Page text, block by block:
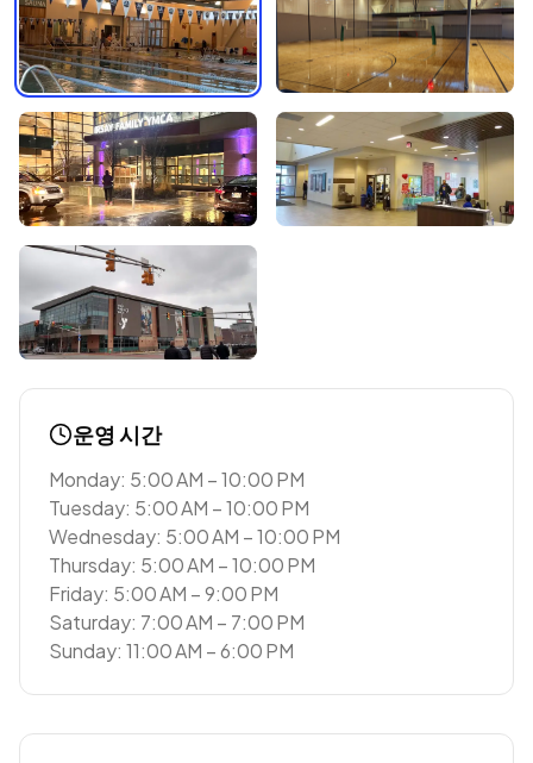
운영 시간
Monday: 5:00 AM – 10:00 PM
Tuesday: 5:00 AM – 10:00 PM
Wednesday: 5:00 AM – 10:00 PM
Thursday: 5:00 AM – 10:00 PM
Friday: 5:00 AM – 9:00 PM
Saturday: 7:00 AM – 7:00 PM
Sunday: 11:00 AM – 6:00 PM